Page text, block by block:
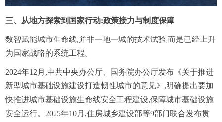
三、从地方探索到国家行动:政策接力与制度保障
数智赋能城市生命线,并非一地一城的技术试验,而是已经上升
为国家战略的系统工程。
2024年12月,中共中央办公厅、国务院办公厅发布《关于推进
新型城市基础设施建设打造韧性城市的意见》,明确提出要加
快推进城市基础设施生命线安全工程建设,保障城市基础设施
安全运行。2025年10月,住房城乡建设部等9部门联合发布贯